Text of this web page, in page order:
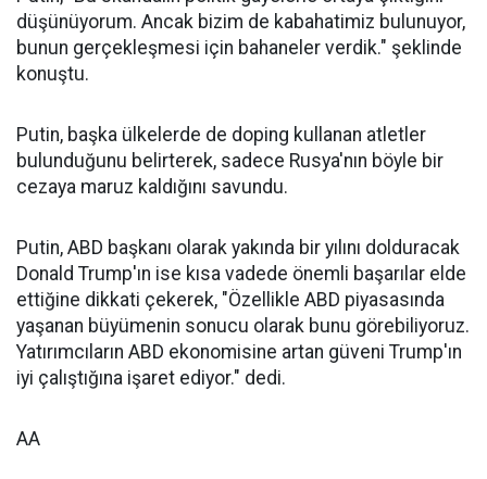
düşünüyorum. Ancak bizim de kabahatimiz bulunuyor,
bunun gerçekleşmesi için bahaneler verdik." şeklinde
konuştu.
Putin, başka ülkelerde de doping kullanan atletler
bulunduğunu belirterek, sadece Rusya'nın böyle bir
cezaya maruz kaldığını savundu.
Putin, ABD başkanı olarak yakında bir yılını dolduracak
Donald Trump'ın ise kısa vadede önemli başarılar elde
ettiğine dikkati çekerek, "Özellikle ABD piyasasında
yaşanan büyümenin sonucu olarak bunu görebiliyoruz.
Yatırımcıların ABD ekonomisine artan güveni Trump'ın
iyi çalıştığına işaret ediyor." dedi.
AA